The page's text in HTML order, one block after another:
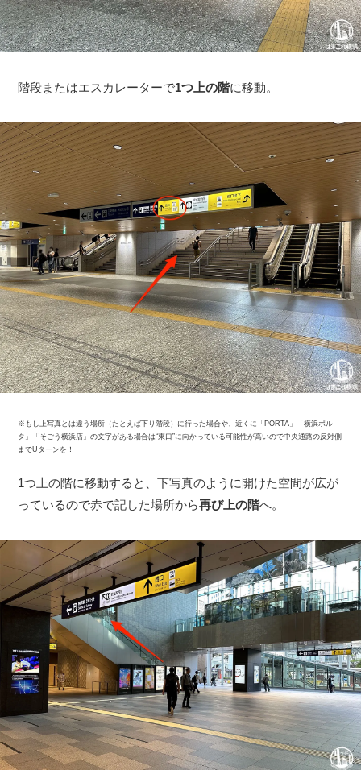
階段またはエスカレーターで1つ上の階に移動。
※もし上写真とは違う場所（たとえば下り階段）に行った場合や、近くに「PORTA」「横浜ポル
タ」「そごう横浜店」の文字がある場合は“東口”に向かっている可能性が高いので中央通路の反対側
までUターンを！
1つ上の階に移動すると、下写真のように開けた空間が広が
っているので赤で記した場所から再び上の階へ。